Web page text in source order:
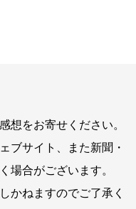
想をお寄せください。
ブサイト、また新聞・
場合がございます。
かねますのでご了承く